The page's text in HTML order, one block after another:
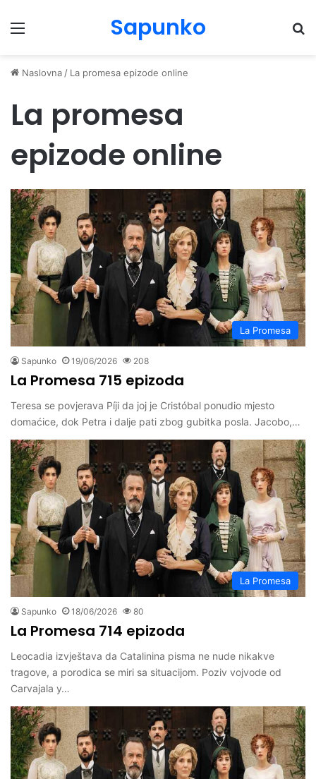
Menu Sapunko
Naslovna / La promesa epizode online
La promesa
epizode online
La Promesa
Sapunko 19/06/2026 208
La Promesa 715 epizoda
Teresa se povjerava Píji da joj je Cristóbal ponudio mjesto
domaćice, dok Petra i dalje pati zbog gubitka posla. Jacobo,…
La Promesa
Sapunko 18/06/2026 80
La Promesa 714 epizoda
Leocadia izvještava da Catalinina pisma ne nude nikakve
tragove, a porodica se miri sa situacijom. Poziv vojvode od
Carvajala y…